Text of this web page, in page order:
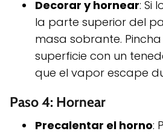
Decorar y hornear: Si
la parte superior del
masa sobrante.
superficie con un
que el vapor escape
Paso 4: Hornear
Precalentar el horno: